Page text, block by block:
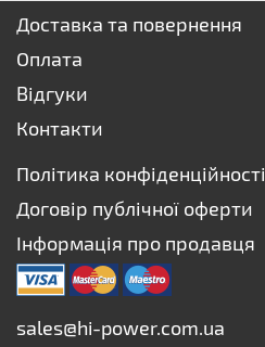
Доставка та повернення
Оплата
Відгуки
Контакти
Політика конфіденційності
Договір публічної оферти
Інформація про продавця
sales@hi-power.com.ua